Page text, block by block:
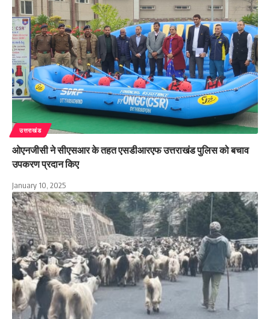
उत्तराखंड
ओएनजीसी ने सीएसआर के तहत एसडीआरएफ उत्तराखंड पुलिस को बचाव
उपकरण प्रदान किए
January 10, 2025